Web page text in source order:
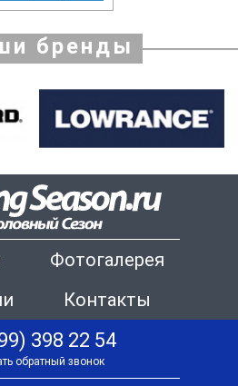
бренды
Фотогалерея
Контакты
398 22 54
обратный звонок